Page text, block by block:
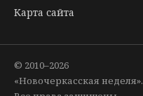
Карта сайта
© 2010–2026
«Новочеркасская неделя».